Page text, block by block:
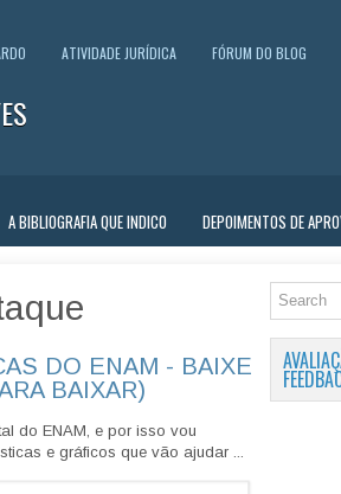
ATIVIDADE JURÍDICA FÓRUM DO BLOG
A BIBLIOGRAFIA QUE INDICO DEPOIMENTOS DE
DO ENAM - BAIXE
BAIXAR)
do ENAM, e por isso vou
e gráficos que vão ajudar ...